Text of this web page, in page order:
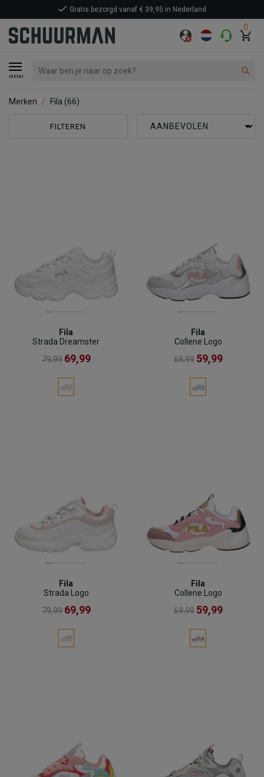
0
MENU
Gratis bezorgd vanaf € 39,95 in Nederland
Merken Fila (66)
FILTEREN
Fila
Strada Dreamster
79,99 69,99
Fila
Collene Logo
69,99 59,99
Fila
Strada Logo
79,99 69,99
Fila
Collene Logo
69,99 59,99